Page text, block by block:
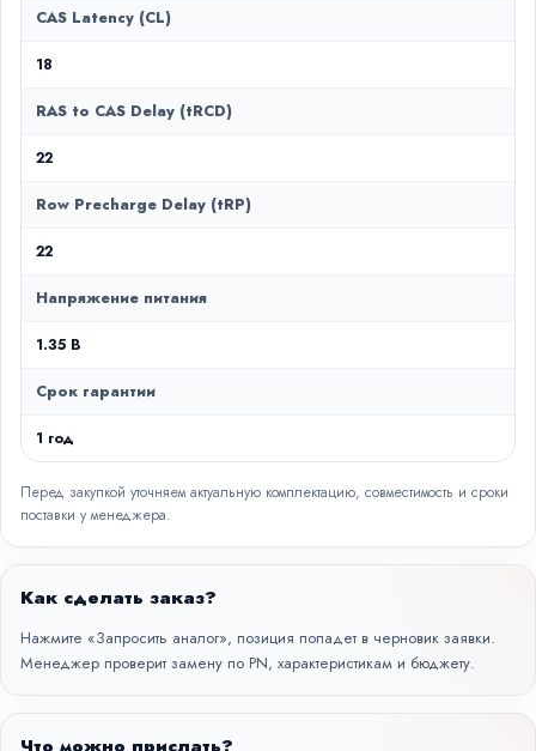
CAS Latency (CL)
18
RAS to CAS Delay (tRCD)
22
Row Precharge Delay (tRP)
22
Напряжение питания
1.35 В
Срок гарантии
1 год
Перед закупкой уточняем актуальную комплектацию, совместимость и сроки
поставки у менеджера.
Как сделать заказ?
Нажмите «Запросить аналог», позиция попадет в черновик заявки.
Менеджер проверит замену по PN, характеристикам и бюджету.